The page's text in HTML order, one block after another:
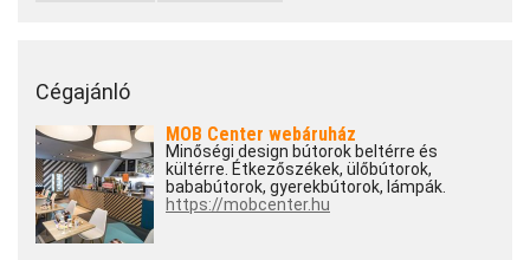
Cégajánló
MOB Center webáruház
Minőségi design bútorok beltérre és
kültérre. Étkezőszékek, ülőbútorok,
bababútorok, gyerekbútorok, lámpák.
https://mobcenter.hu